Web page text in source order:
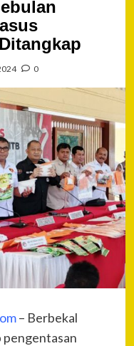
0
– Berbekal
pengentasan